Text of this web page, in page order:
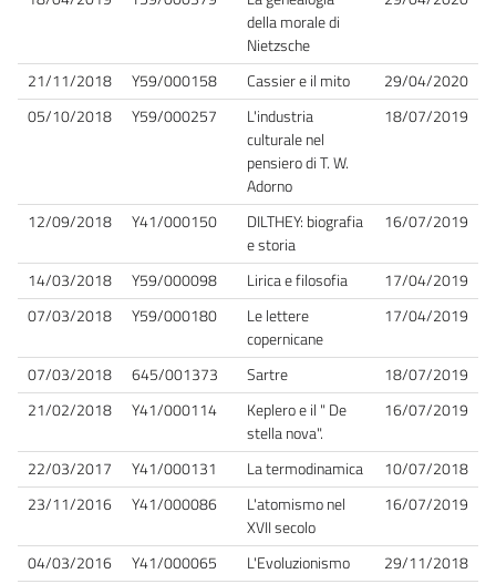
della morale di
Nietzsche
21/11/2018 Y59/000158 Cassier e il mito
29/04/2020
05/10/2018
Y59/000257
L'industria
culturale nel
pensiero di T. W.
Adorno
18/07/2019
12/09/2018 Y41/000150
DILTHEY: biografia
e storia
16/07/2019
14/03/2018 Y59/000098 Lirica e filosofia
17/04/2019
07/03/2018
Y59/000180
Le lettere
copernicane
17/04/2019
07/03/2018 645/001373 Sartre
18/07/2019
21/02/2018
Y41/000114
Keplero e il " De
stella nova".
16/07/2019
22/03/2017 Y41/000131 La termodinamica
10/07/2018
23/11/2016
Y41/000086
L'atomismo nel
XVII secolo
16/07/2019
04/03/2016 Y41/000065 L'Evoluzionismo
29/11/2018